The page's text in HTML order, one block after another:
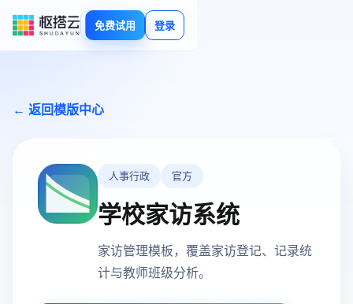
免费试用 登录
← 返回模版中心
人事行政 官方
学校家访系统
家访管理模板，覆盖家访登记、记录统
计与教师班级分析。